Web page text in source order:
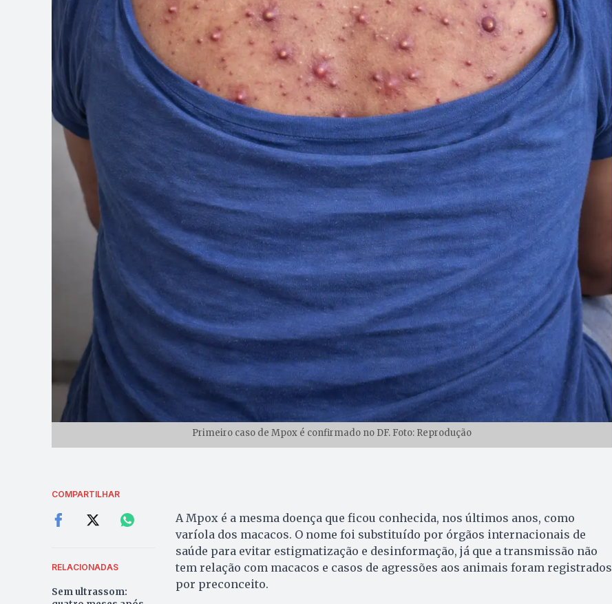
Primeiro caso de Mpox é confirmado no DF. Foto: Reprodução
COMPARTILHAR
RELACIONADAS
Sem ultrassom:
A Mpox é a mesma doença que ficou conhecida, nos últimos anos, como
varíola dos macacos. O nome foi substituído por órgãos internacionais de
saúde para evitar estigmatização e desinformação, já que a transmissão não
tem relação com macacos e casos de agressões aos animais foram registrados
por preconceito.